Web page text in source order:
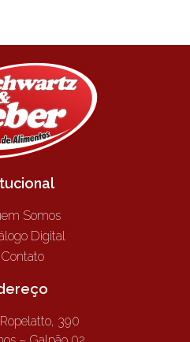
Somos
Digital
Contato
390